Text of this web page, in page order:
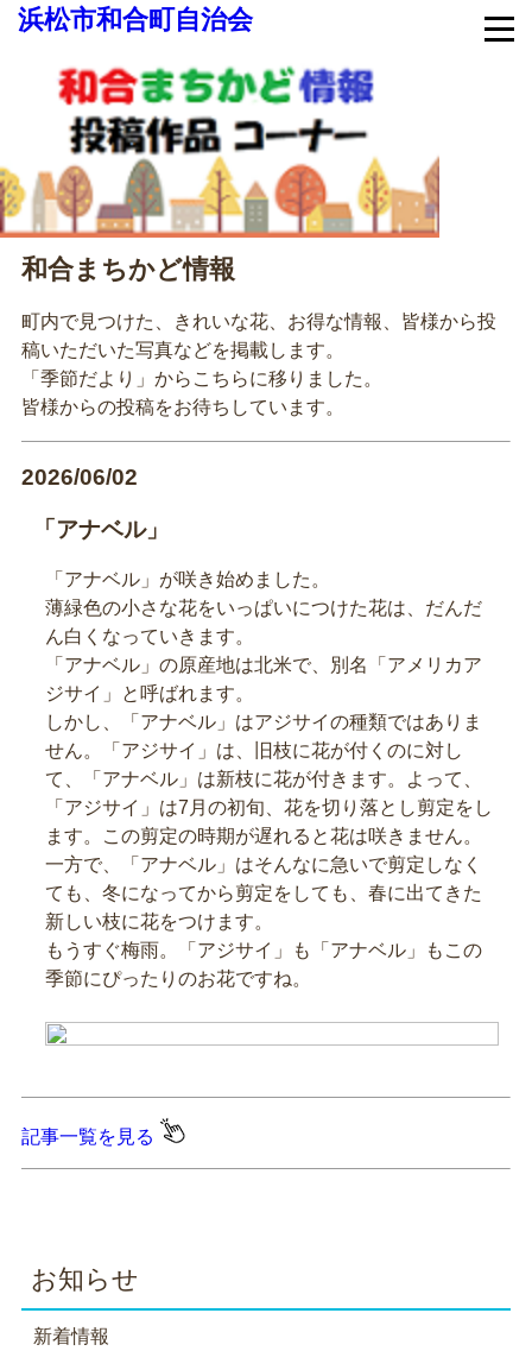
浜松市和合町自治会
和合まちかど情報
町内で見つけた、きれいな花、お得な情報、皆様から投
稿いただいた写真などを掲載します。
「季節だより」からこちらに移りました。
皆様からの投稿をお待ちしています。
2026/06/02
「アナベル」
「アナベル」が咲き始めました。
薄緑色の小さな花をいっぱいにつけた花は、だんだ
ん白くなっていきます。
「アナベル」の原産地は北米で、別名「アメリカア
ジサイ」と呼ばれます。
しかし、「アナベル」はアジサイの種類ではありま
せん。「アジサイ」は、旧枝に花が付くのに対し
て、「アナベル」は新枝に花が付きます。よって、
「アジサイ」は7月の初旬、花を切り落とし剪定をし
ます。この剪定の時期が遅れると花は咲きません。
一方で、「アナベル」はそんなに急いで剪定しなく
ても、冬になってから剪定をしても、春に出てきた
新しい枝に花をつけます。
もうすぐ梅雨。「アジサイ」も「アナベル」もこの
季節にぴったりのお花ですね。
記事一覧を見る
お知らせ
新着情報